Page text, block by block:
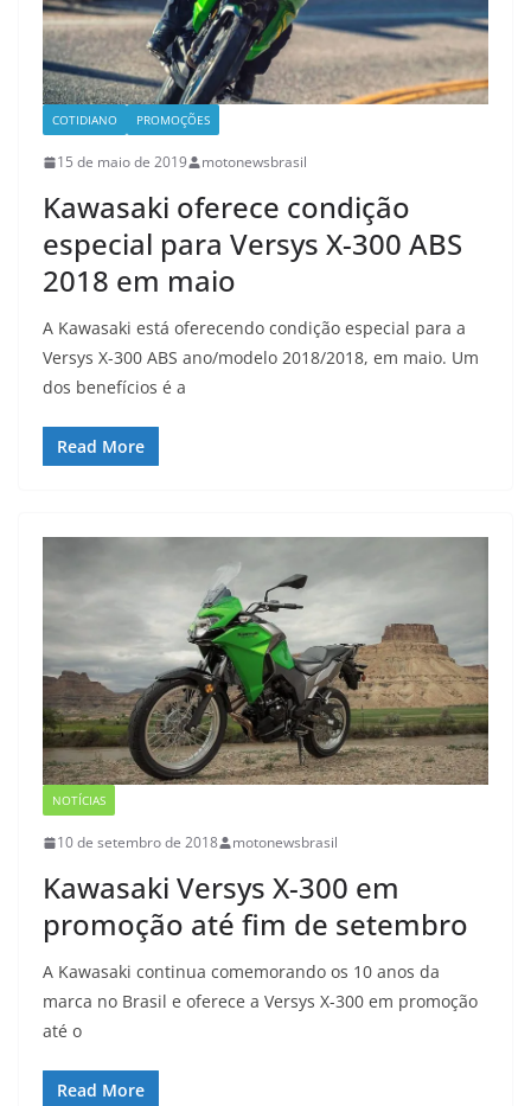
COTIDIANO PROMOÇÕES
15 de maio de 2019 motonewsbrasil
Kawasaki oferece condição
especial para Versys X-300 ABS
2018 em maio
A Kawasaki está oferecendo condição especial para a
Versys X-300 ABS ano/modelo 2018/2018, em maio. Um
dos benefícios é a
Read More
NOTÍCIAS
10 de setembro de 2018 motonewsbrasil
Kawasaki Versys X-300 em
promoção até fim de setembro
A Kawasaki continua comemorando os 10 anos da
marca no Brasil e oferece a Versys X-300 em promoção
até o
Read More